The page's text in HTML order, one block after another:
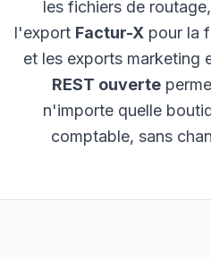
les fichiers de
l'export Factur-X pour la
et les exports marketing
REST ouverte
n'importe quelle
comptable, sans